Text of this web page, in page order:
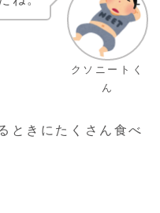
クソニートく
ん
ときにたくさん食べ